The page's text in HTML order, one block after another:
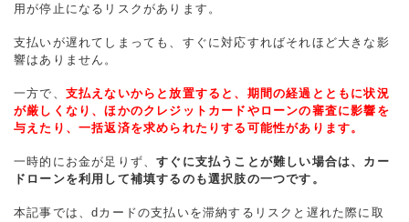
用が停止になるリスクがあります。
支払いが遅れてしまっても、すぐに対応すればそれほど大きな影
響はありません。
一方で、 支払えないからと放置すると、期間の経過とともに状況
が厳しくなり、ほかのクレジットカードやローンの審査に影響を
与えたり、一括返済を求められたりする可能性があります。
一時的にお金が足りず、すぐに支払うことが難しい場合は、カー
ドローンを利用して補填するのも選択肢の一つです。
本記事では、dカードの支払いを滞納するリスクと遅れた際に取